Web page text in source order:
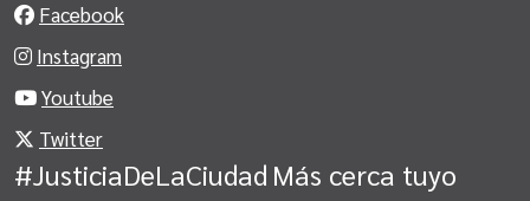
Facebook
Instagram
Youtube
Twitter
#JusticiaDeLaCiudad Más cerca tuyo